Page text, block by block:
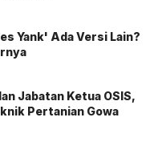
Yank' Ada Versi Lain?
Jabatan Ketua OSIS,
Pertanian Gowa